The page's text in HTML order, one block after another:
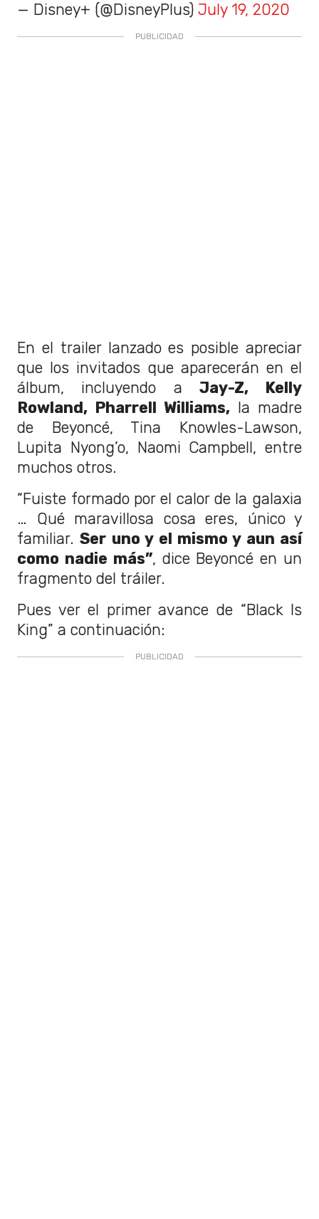
— Disney+ (@DisneyPlus) July 19, 2020
En el trailer lanzado es posible apreciar
que los invitados que aparecerán en el
álbum, incluyendo a Jay-Z, Kelly
Rowland, Pharrell Williams, la madre
de Beyoncé, Tina Knowles-Lawson,
Lupita Nyong’o, Naomi Campbell, entre
muchos otros.
“Fuiste formado por el calor de la galaxia
… Qué maravillosa cosa eres, único y
familiar.Ser uno y el mismo y aun así
como nadie más”, dice Beyoncé en un
fragmento del tráiler.
Pues ver el primer avance de “Black Is
King” a continuación: